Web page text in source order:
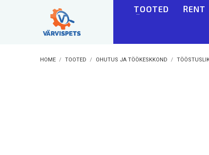
TOOTED RENT
HOME TOOTED OHUTUS JA TÖÖKESKKOND